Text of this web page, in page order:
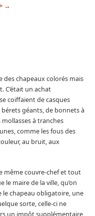
→
chapeaux colorés mais
C’était un achat
coiffaient de casques
géants, de bonnets à
à tranches
comme les fous des
au bruit, aux
même couvre-chef et tout
le maire de la ville, qu’on
le chapeau obligatoire, une
sorte, celle-ci ne
un impôt supplémentaire